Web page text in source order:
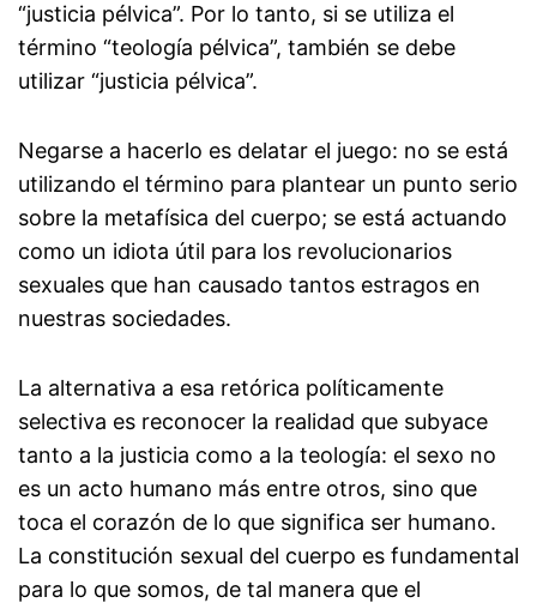
“justicia pélvica”. Por lo tanto, si se utiliza el
término “teología pélvica”, también se debe
utilizar “justicia pélvica”.
Negarse a hacerlo es delatar el juego: no se está
utilizando el término para plantear un punto serio
sobre la metafísica del cuerpo; se está actuando
como un idiota útil para los revolucionarios
sexuales que han causado tantos estragos en
nuestras sociedades.
La alternativa a esa retórica políticamente
selectiva es reconocer la realidad que subyace
tanto a la justicia como a la teología: el sexo no
es un acto humano más entre otros, sino que
toca el corazón de lo que significa ser humano.
La constitución sexual del cuerpo es fundamental
para lo que somos, de tal manera que el